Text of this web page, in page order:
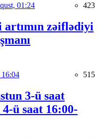
01:24 423
zəiflədiyi
16:04 515
3-ü saat
ü saat 16:00-